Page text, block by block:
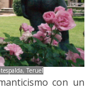
Teruel
con un